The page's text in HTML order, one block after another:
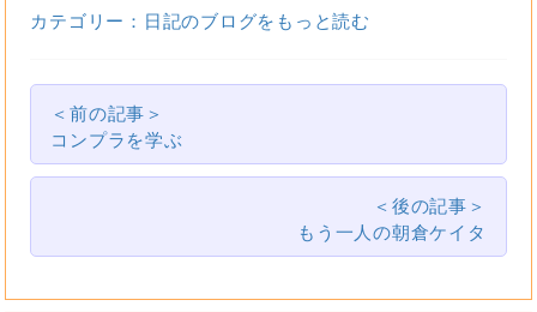
カテゴリー：日記のブログをもっと読む
＜前の記事＞
コンプラを学ぶ
＜後の記事＞
もう一人の朝倉ケイタ